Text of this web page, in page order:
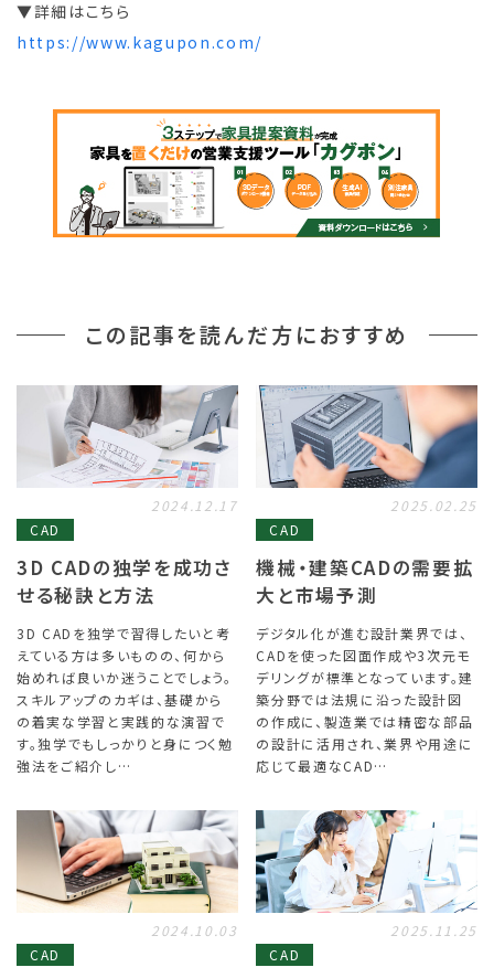
▼詳細はこちら
https://www.kagupon.com/
この記事を読んだ方におすすめ
CAD
2024.12.17
3D CADの独学を成功さ
せる秘訣と方法
3D CADを独学で習得したいと考
えている方は多いものの、何から
始めれば良いか迷うことでしょう。
スキルアップのカギは、基礎から
の着実な学習と実践的な演習で
す。独学でもしっかりと身につく勉
強法をご紹介し…
CAD
2025.02.25
機械・建築CADの需要拡
大と市場予測
デジタル化が進む設計業界では、
CADを使った図面作成や3次元モ
デリングが標準となっています。建
築分野では法規に沿った設計図
の作成に、製造業では精密な部品
の設計に活用され、業界や用途に
応じて最適なCAD…
CAD
2024.10.03
CAD
2025.11.25